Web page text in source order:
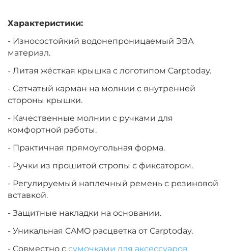
Характеристики:
- Износостойкий водонепроницаемый ЭВА
материал.
- Литая жёсткая крышка с логотипом Carptoday.
- Сетчатый карман на молнии с внутренней
стороны крышки.
- Качественные молнии с ручками для
комфортной работы.
- Практичная прямоугольная форма.
- Ручки из прошитой стропы с фиксатором.
- Регулируемый наплечный ремень с резиновой
вставкой.
- Защитные накладки на основании.
- Уникальная CAMO расцветка от Carptoday.
- Совместно с сумочками для аксессуаров